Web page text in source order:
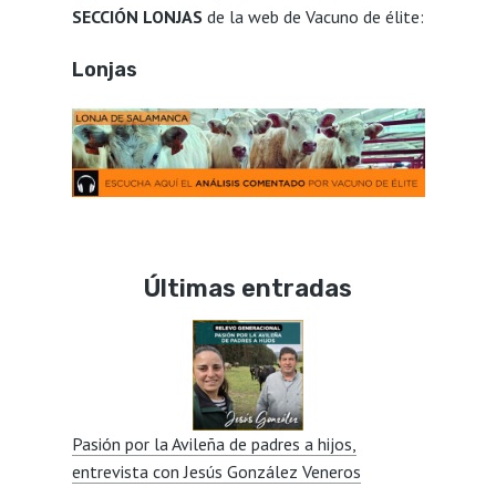
SECCIÓN LONJAS de la web de Vacuno de élite:
Lonjas
Últimas entradas
Pasión por la Avileña de padres a hijos,
entrevista con Jesús González Veneros